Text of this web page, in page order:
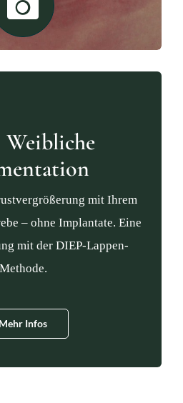
Weibliche
mit Ihrem
– ohne Implantate. Eine
mit der DIEP-Lappen-
Methode.
Mehr Infos